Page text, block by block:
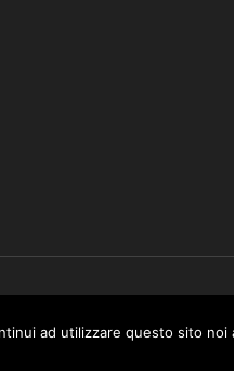
being used. Visit ourPrivacy
ad utilizzare questo sito noi